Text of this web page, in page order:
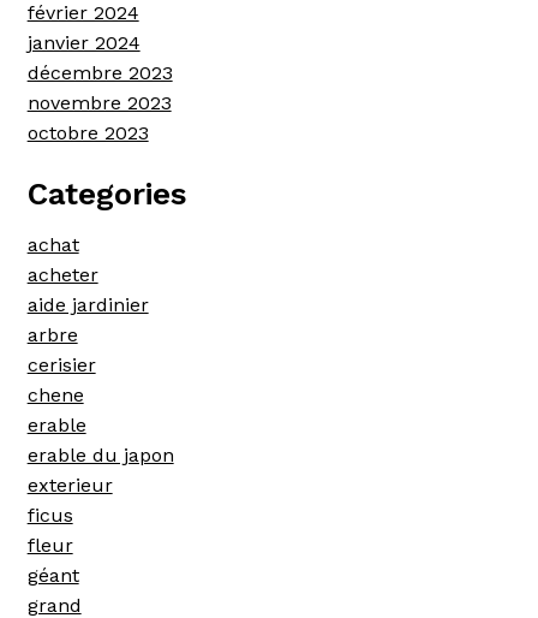
février 2024
janvier 2024
décembre 2023
novembre 2023
octobre 2023
Categories
achat
acheter
aide jardinier
arbre
cerisier
chene
erable
erable du japon
exterieur
ficus
fleur
géant
grand